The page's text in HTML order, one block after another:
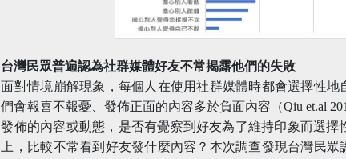
台灣民眾普遍認為社群媒體好友不常揭露他們的失敗
面對情境崩解現象，每個人在使用社群媒體時都會選擇性地
們會報喜不報憂、發佈正面的內容多於負面內容（Qiu et.al
發佈的內容或動態，是否有覺察到好友為了維持印象而選擇
上，比較不常看到好友發什麼內容？本次調查發現台灣民